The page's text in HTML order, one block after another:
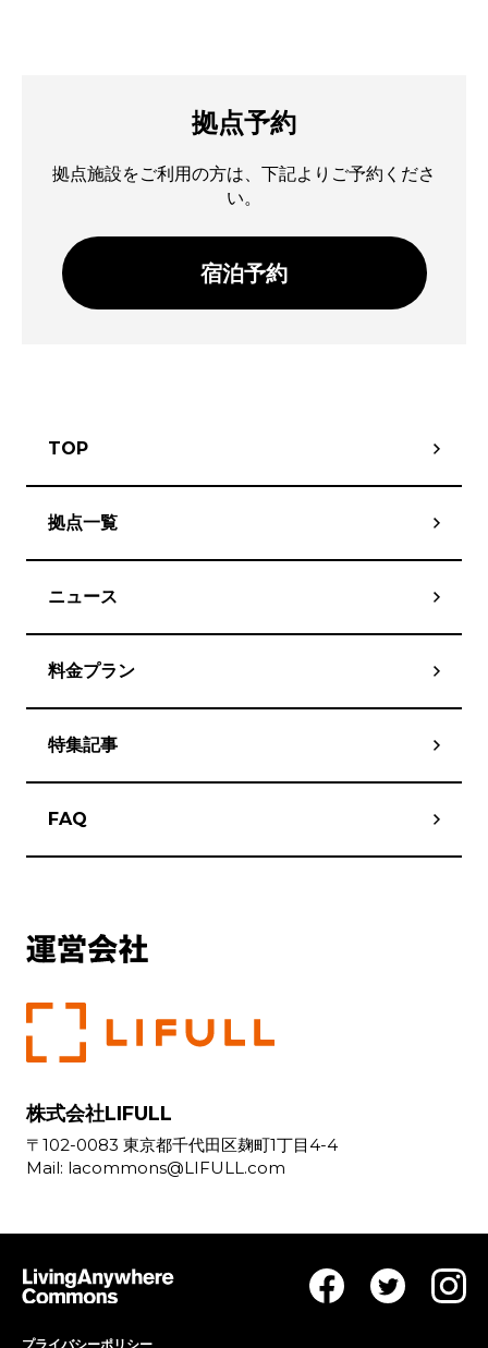
拠点予約
拠点施設をご利用の方は、下記よりご予約くださ
い。
宿泊予約
TOP
拠点一覧
ニュース
料金プラン
特集記事
FAQ
株式会社LIFULL
〒102-0083 東京都千代田区麹町1丁目4-4
Mail: lacommons@LIFULL.com
プライバシーポリシー